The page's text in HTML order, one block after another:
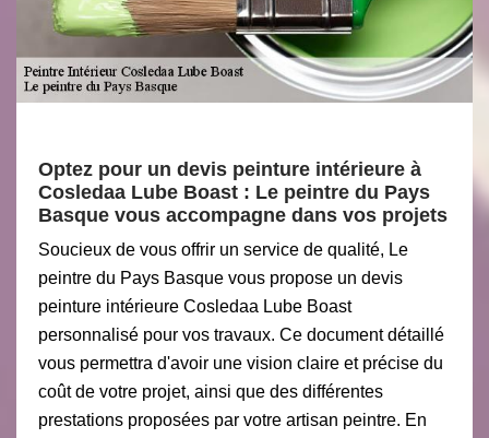
Optez pour un devis peinture intérieure à
Cosledaa Lube Boast : Le peintre du Pays
Basque vous accompagne dans vos projets
Soucieux de vous offrir un service de qualité, Le
peintre du Pays Basque vous propose un devis
peinture intérieure Cosledaa Lube Boast
personnalisé pour vos travaux. Ce document détaillé
vous permettra d'avoir une vision claire et précise du
coût de votre projet, ainsi que des différentes
prestations proposées par votre artisan peintre. En